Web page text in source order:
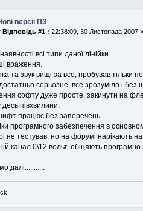
версії ПЗ
Відповідь #1 : 22:38:09, 30 Листопада 2007 »
всі типи даної лінійки.
враження.
та звук вищі за все, пробував
серьозне, все зрозуміло і без
софту дуже просте, закинути на
півхвилини.
працює без заперечень.
програмного забезпечення в
не тестував, но на форумі нарікають
канал 0\12 вольт, обіцяють програмно
далі...........